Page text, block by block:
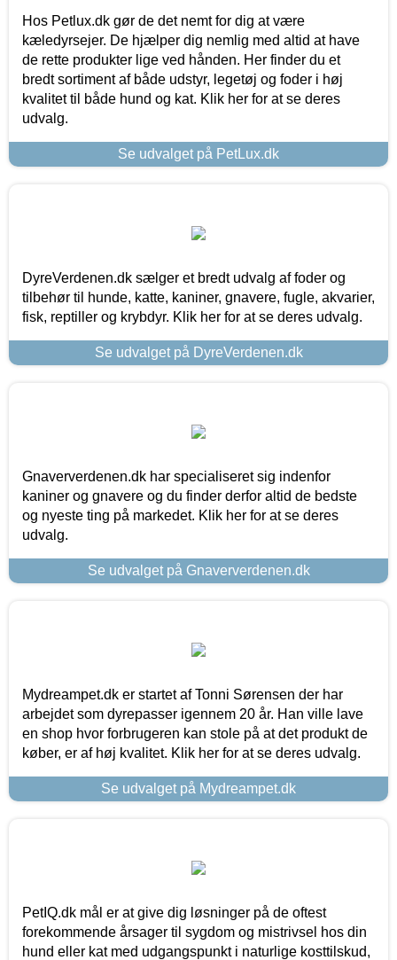
Hos Petlux.dk gør de det nemt for dig at være
kæledyrsejer. De hjælper dig nemlig med altid at have
de rette produkter lige ved hånden. Her finder du et
bredt sortiment af både udstyr, legetøj og foder i høj
kvalitet til både hund og kat. Klik her for at se deres
udvalg.
Se udvalget på PetLux.dk
DyreVerdenen.dk sælger et bredt udvalg af foder og
tilbehør til hunde, katte, kaniner, gnavere, fugle, akvarier,
fisk, reptiller og krybdyr. Klik her for at se deres udvalg.
Se udvalget på DyreVerdenen.dk
Gnaververdenen.dk har specialiseret sig indenfor
kaniner og gnavere og du finder derfor altid de bedste
og nyeste ting på markedet. Klik her for at se deres
udvalg.
Se udvalget på Gnaververdenen.dk
Mydreampet.dk er startet af Tonni Sørensen der har
arbejdet som dyrepasser igennem 20 år. Han ville lave
en shop hvor forbrugeren kan stole på at det produkt de
køber, er af høj kvalitet. Klik her for at se deres udvalg.
Se udvalget på Mydreampet.dk
PetIQ.dk mål er at give dig løsninger på de oftest
forekommende årsager til sygdom og mistrivsel hos din
hund eller kat med udgangspunkt i naturlige kosttilskud,